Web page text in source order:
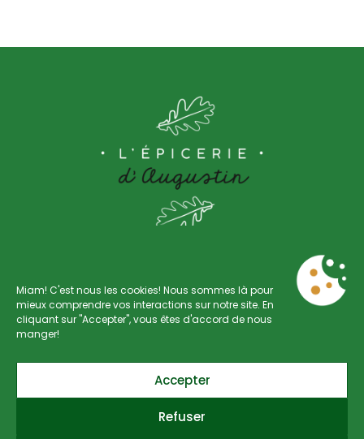
Miam! C'est nous les cookies! Nous sommes là pour
mieux comprendre vos interactions sur notre site. En
cliquant sur "Accepter", vous êtes d'accord de nous
manger!
Accepter
Refuser
Rue Saint-Gilles 88
+32 470 17 19 50